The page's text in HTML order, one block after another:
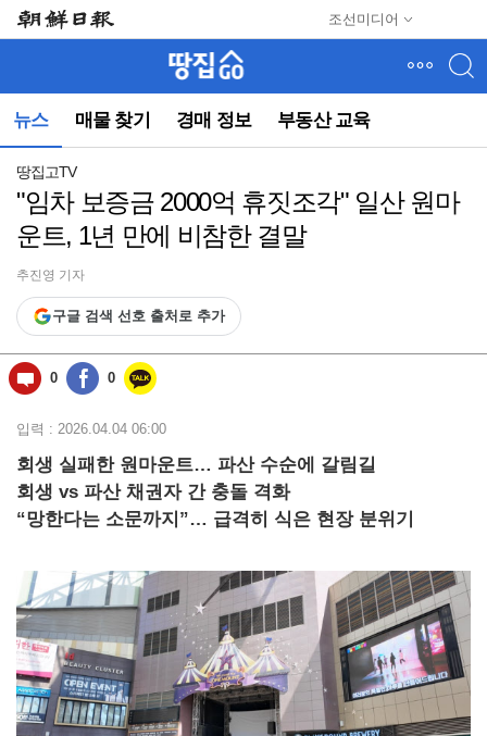
조선미디어
뉴스 매물 찾기 경매 정보 부동산 교육
뉴
(컨
동)
땅집고TV
"임차 보증금 2000억 휴짓조각" 일산 원마
운트, 1년 만에 비참한 결말
추진영 기자
구글 검색 선호 출처로 추가
0 0
입력 : 2026.04.04 06:00
회생 실패한 원마운트… 파산 수순에 갈림길
회생 vs 파산 채권자 간 충돌 격화
“망한다는 소문까지”… 급격히 식은 현장 분위기